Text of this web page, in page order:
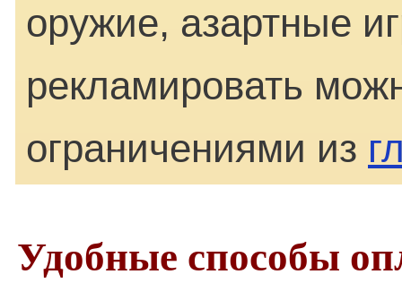
оружие, азартные
рекламировать
ограничениями из
Удобные способы